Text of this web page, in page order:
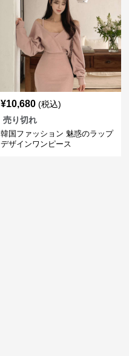
¥10,680 (税込)
売り切れ
韓国ファッション 魅惑のラップ
デザインワンピース